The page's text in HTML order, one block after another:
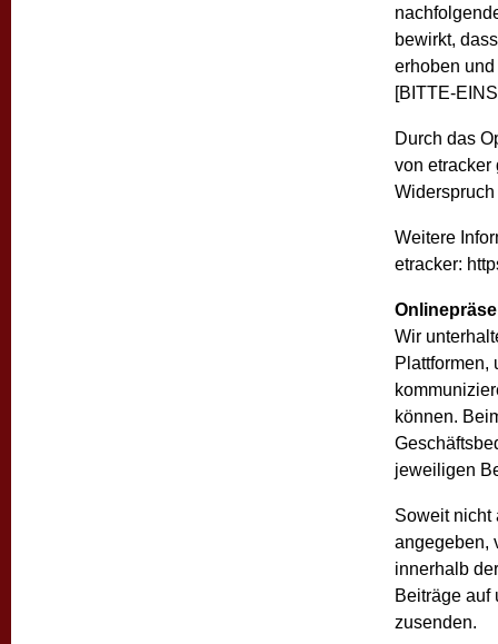
bewirkt,
erhoben
[BITTE-
Durch das
von etracker
Weitere
etracker:
Wir
Plattformen,
können.
jeweiligen
Soweit nicht
angegeben,
innerhalb
Beiträge auf
zusenden.